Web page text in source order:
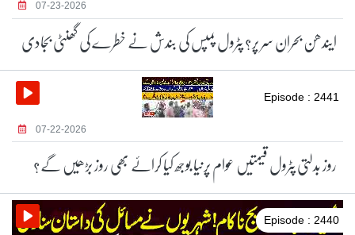
07-23-2026
ایندھن بحران سر پر؟ پٹرول پمپس کی بندش نے خطرے کی گھنٹی بجادی
Episode : 2441
07-22-2026
روز بدلتی پٹرول قیمتیں عوام پرنیا بوجھ کیا کرائے بھی روز بڑھیں گے؟
Episode : 2440